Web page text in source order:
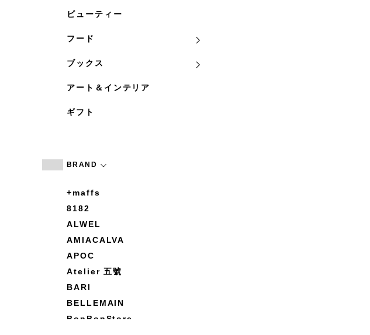
ビューティー
フード
ブックス
アート＆インテリア
ギフト
BRAND
+maffs
8182
ALWEL
AMIACALVA
APOC
Atelier 五號
BARI
BELLEMAIN
BonBonStore